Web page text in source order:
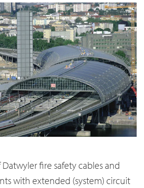
fire safety cables and
with extended (system) circuit